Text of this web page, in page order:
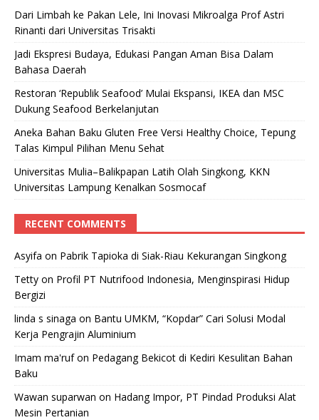
Dari Limbah ke Pakan Lele, Ini Inovasi Mikroalga Prof Astri
Rinanti dari Universitas Trisakti
Jadi Ekspresi Budaya, Edukasi Pangan Aman Bisa Dalam
Bahasa Daerah
Restoran ‘Republik Seafood’ Mulai Ekspansi, IKEA dan MSC
Dukung Seafood Berkelanjutan
Aneka Bahan Baku Gluten Free Versi Healthy Choice, Tepung
Talas Kimpul Pilihan Menu Sehat
Universitas Mulia–Balikpapan Latih Olah Singkong, KKN
Universitas Lampung Kenalkan Sosmocaf
RECENT COMMENTS
Asyifa on Pabrik Tapioka di Siak-Riau Kekurangan Singkong
Tetty on Profil PT Nutrifood Indonesia, Menginspirasi Hidup
Bergizi
linda s sinaga on Bantu UMKM, “Kopdar” Cari Solusi Modal
Kerja Pengrajin Aluminium
Imam ma'rufon Pedagang Bekicot di Kediri Kesulitan Bahan
Baku
Wawan suparwan on Hadang Impor, PT Pindad Produksi Alat
Mesin Pertanian